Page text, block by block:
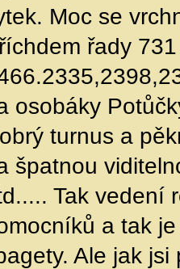
Moc se
řady
osobáky
turnus a
špatnou
Tak vedení
a tak
Ale jak